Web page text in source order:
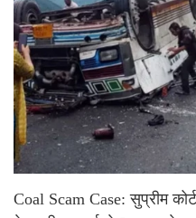
Coal Scam Case: सुप्रीम